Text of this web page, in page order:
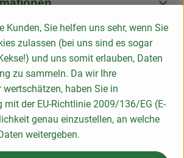
Kunden, Sie helfen uns sehr, wenn Sie
zulassen (bei uns sind es sogar
und uns somit erlauben, Daten
zu sammeln. Da wir Ihre
wertschätzen, haben Sie in
mit der EU-Richtlinie 2009/136/EG (E-
genau einzustellen, an welche
weitergeben.